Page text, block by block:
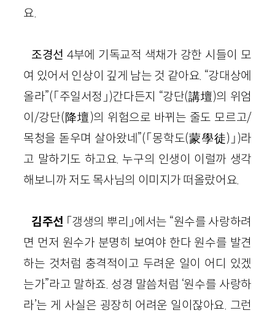
요.
조경선 4부에 기독교적 색채가 강한 시들이 모
여 있어서 인상이 깊게 남는 것 같아요. “강대상에
올라”(「주일서정」)간다든지 “강단(講壇)의 위엄
이/강단(降壇)의 위험으로 바뀌는 줄도 모르고/
목청을 돋우며 살아왔네”(「몽학도(蒙學徒)」)라
고 말하기도 하고요. 누구의 인생이 이럴까 생각
해보니까 저도 목사님의 이미지가 떠올랐어요.
김주선 「갱생의 뿌리」에서는 “원수를 사랑하려
면 먼저 원수가 분명히 보여야 한다 원수를 발견
하는 것처럼 충격적이고 두려운 일이 어디 있겠
는가”라고 말하죠. 성경 말씀처럼 ‘원수를 사랑하
라’는 게 사실은 굉장히 어려운 일이잖아요. 그런